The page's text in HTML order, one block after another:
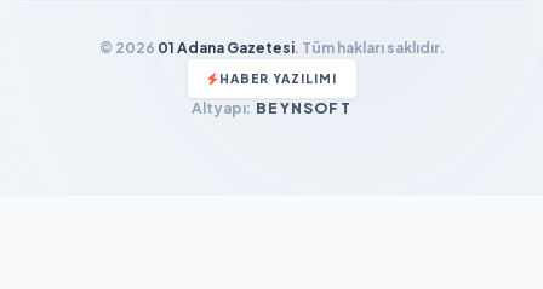
© 2026 01 Adana Gazetesi. Tüm hakları saklıdır.
HABER YAZILIMI
Altyapı: BEYNSOFT